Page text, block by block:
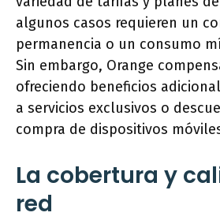
algunos casos requieren un
permanencia o un consumo
Sin embargo, Orange
ofreciendo beneficios
a servicios exclusivos o
compra de dispositivos
La cobertura y
red